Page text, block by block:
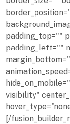
padding_top=""
padding_left=""
visibility"
[/